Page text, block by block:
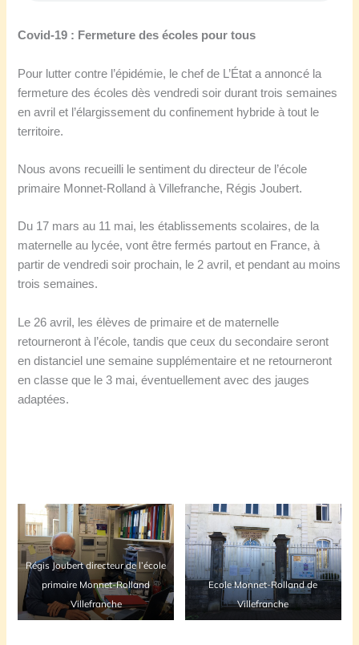
Covid-19 : Fermeture des écoles pour tous
Pour lutter contre l’épidémie, le chef de L’État a annoncé la
fermeture des écoles dès vendredi soir durant trois semaines
en avril et l’élargissement du confinement hybride à tout le
territoire.
Nous avons recueilli le sentiment du directeur de l’école
primaire Monnet-Rolland à Villefranche, Régis Joubert.
Du 17 mars au 11 mai, les établissements scolaires, de la
maternelle au lycée, vont être fermés partout en France, à
partir de vendredi soir prochain, le 2 avril, et pendant au moins
trois semaines.
Le 26 avril, les élèves de primaire et de maternelle
retourneront à l’école, tandis que ceux du secondaire seront
en distanciel une semaine supplémentaire et ne retourneront
en classe que le 3 mai, éventuellement avec des jauges
adaptées.
Régis Joubert directeur de l’école
primaire Monnet-Rolland
Villefranche
Ecole Monnet-Rolland de
Villefranche